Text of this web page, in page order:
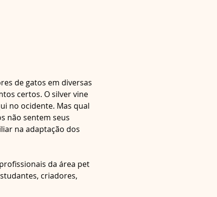
de gatos em diversas
certos. O silver vine
no ocidente. Mas qual
não sentem seus
na adaptação dos
da área pet
criadores,